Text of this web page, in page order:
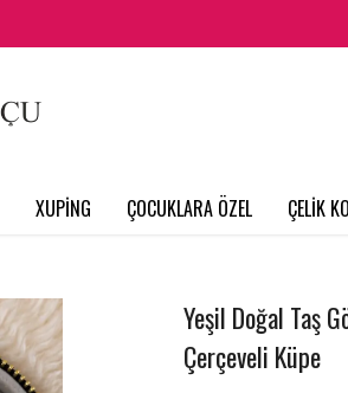
XUPİNG ÇOCUKLARA ÖZEL ÇELİK
Yeşil Doğal Taş
Çerçeveli Küpe